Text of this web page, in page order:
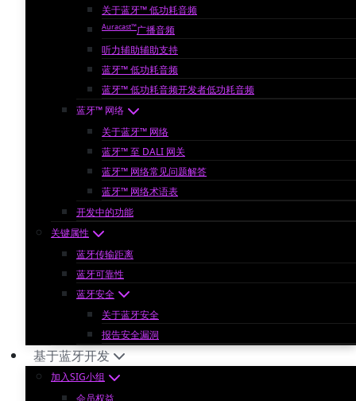
关于蓝牙™ 低功耗音频
Auracast™广播音频
听力辅助辅助支持
蓝牙™ 低功耗音频
蓝牙™ 低功耗音频开发者低功耗音频
蓝牙™ 网络
关于蓝牙™ 网络
蓝牙™ 至 DALI 网关
蓝牙™ 网络常见问题解答
蓝牙™ 网络术语表
开发中的功能
关键属性
蓝牙传输距离
蓝牙可靠性
蓝牙安全
关于蓝牙安全
报告安全漏洞
基于蓝牙开发
加入SIG小组
会员权益